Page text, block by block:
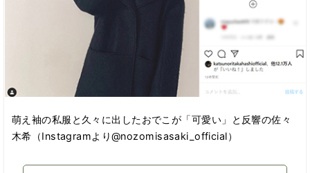
萌え袖の私服と久々に出したおでこが「可愛い」と反響の佐々
木希（Instagramより@nozomisasaki_official）